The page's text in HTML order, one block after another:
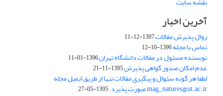
آخرین اخبار
روال پذیرش مقالات1397-12-11
تماس با مجله1396-10-12
نویسنده مسئول در مقالات دانشگاه تهران1396-01-11
عدم امکان صدور گواهی پذیرش1395-11-21
لطفا هر گونه سئوال و پیگیری مقالات تنها از طریق ایمیل مجله
mag_natures@ut.ac.ir صورت پذیرد. 1395-05-27